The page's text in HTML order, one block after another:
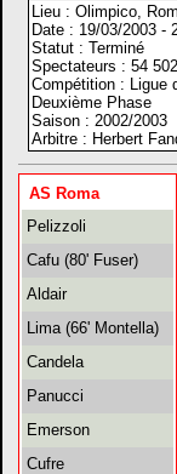
Lieu : Olimpico,
Date : 19/03/2003 -
Statut : Terminé
Spectateurs : 54 502
Compétition : Ligue
Deuxième Phase
Saison : 2002/2003
Arbitre : Herbert
AS Roma
Pelizzoli
Cafu (80' Fuser)
Aldair
Lima (66' Montella)
Candela
Panucci
Emerson
Cufre